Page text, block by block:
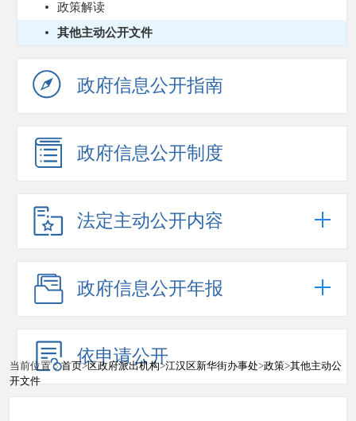
政策解读
其他主动公开文件
政府信息公开指南
政府信息公开制度
法定主动公开内容
政府信息公开年报
依申请公开
当前位置：首页>区政府派出机构>江汉区新华街办事处>政策>其他主动公
开文件